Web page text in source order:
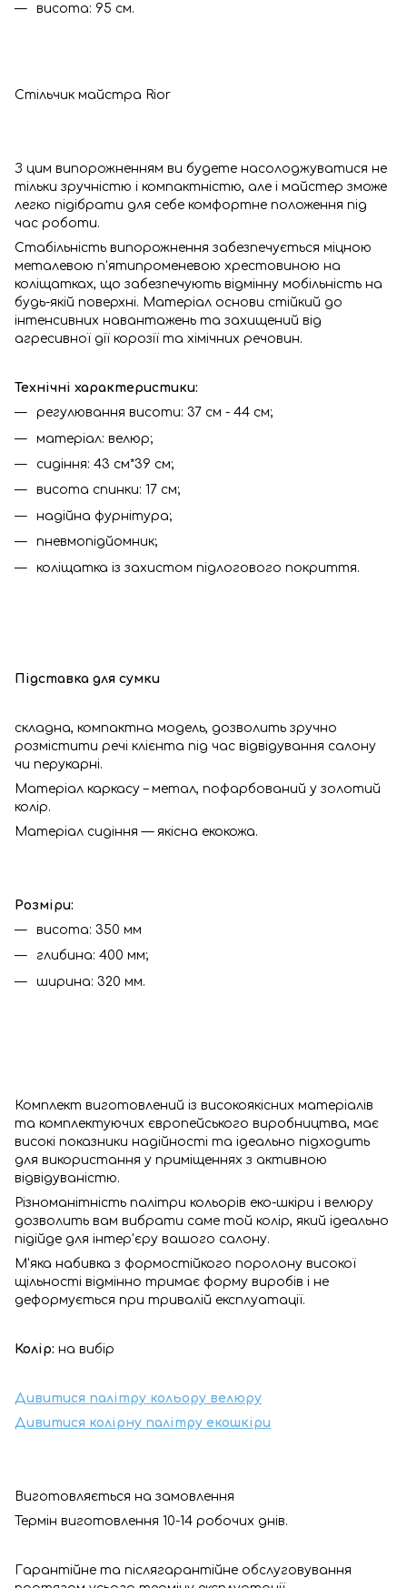
висота: 95 см.
Стільчик майстра Rior
З цим випорожненням ви будете насолоджуватися не
тільки зручністю і компактністю, але і майстер зможе
легко підібрати для себе комфортне положення під
час роботи.
Стабільність випорожнення забезпечується міцною
металевою п'ятипроменевою хрестовиною на
коліщатках, що забезпечують відмінну мобільність на
будь-якій поверхні. Матеріал основи стійкий до
інтенсивних навантажень та захищений від
агресивної дії корозії та хімічних речовин.
Технічні характеристики:
регулювання висоти: 37 см - 44 см;
матеріал: велюр;
сидіння: 43 см*39 см;
висота спинки: 17 см;
надійна фурнітура;
пневмопідйомник;
коліщатка із захистом підлогового покриття.
Підставка для сумки
складна, компактна модель, дозволить зручно
розмістити речі клієнта під час відвідування салону
чи перукарні.
Матеріал каркасу – метал, пофарбований у золотий
колір.
Матеріал сидіння — якісна екокожа.
Розміри:
висота: 350 мм
глибина: 400 мм;
ширина: 320 мм.
Комплект виготовлений із високоякісних матеріалів
та комплектуючих європейського виробництва, має
високі показники надійності та ідеально підходить
для використання у приміщеннях з активною
відвідуваністю.
Різноманітність палітри кольорів еко-шкіри і велюру
дозволить вам вибрати саме той колір, який ідеально
підійде для інтер'єру вашого салону.
М'яка набивка з формостійкого поролону високої
щільності відмінно тримає форму виробів і не
деформується при тривалій експлуатації.
Колір: на вибір
Дивитися палітру кольору велюру
Дивитися колірну палітру екошкіри
Виготовляється на замовлення
Термін виготовлення 10-14 робочих днів.
Гарантійне та післягарантійне обслуговування